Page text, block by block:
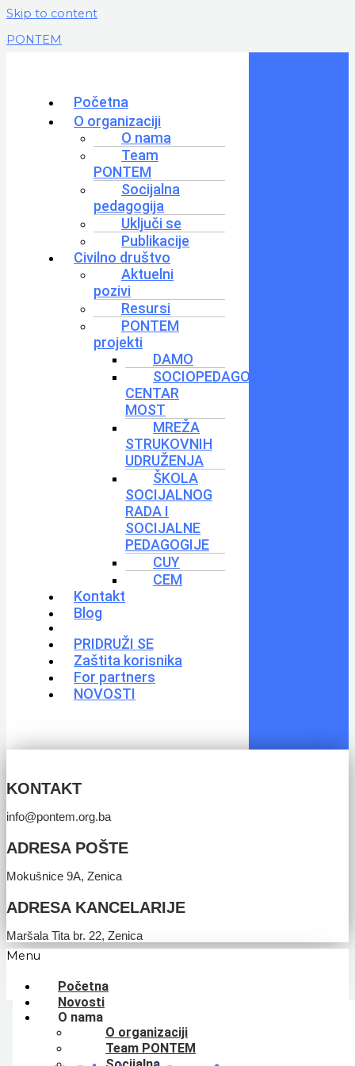
Skip to content
PONTEM
Početna
O organizaciji
O nama
Team
PONTEM
Socijalna
pedagogija
Uključi se
Publikacije
Civilno društvo
Aktuelni
pozivi
Resursi
PONTEM
projekti
DAMO
SOCIOPEDAGOŠKI
CENTAR
MOST
MREŽA
STRUKOVNIH
UDRUŽENJA
ŠKOLA
SOCIJALNOG
RADA I
SOCIJALNE
PEDAGOGIJE
CUY
CEM
Kontakt
Blog
PRIDRUŽI SE
Zaštita korisnika
For partners
NOVOSTI
KONTAKT
info@pontem.org.ba
ADRESA POŠTE
Mokušnice 9A, Zenica
ADRESA KANCELARIJE
Maršala Tita br. 22, Zenica
Menu
Početna
Novosti
O nama
O organizaciji
Team PONTEM